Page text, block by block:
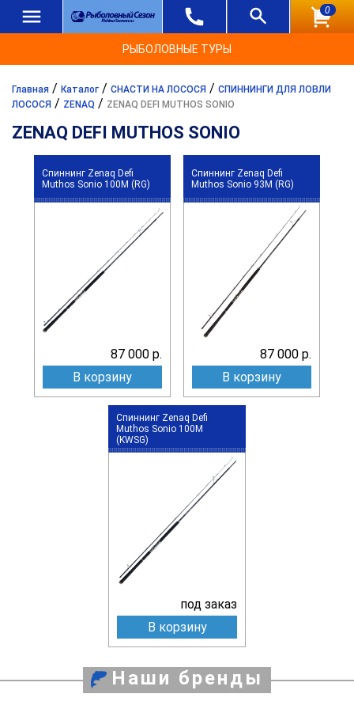
0
РЫБОЛОВНЫЕ ТУРЫ
Главная / Каталог / СНАСТИ НА ЛОСОСЯ / СПИННИНГИ ДЛЯ ЛОВЛИ
ЛОСОСЯ / ZENAQ / ZENAQ DEFI MUTHOS SONIO
ZENAQ DEFI MUTHOS SONIO
Спиннинг Zenaq Defi
Muthos Sonio 100M (RG)
87 000 р.
В корзину
Спиннинг Zenaq Defi
Muthos Sonio 93M (RG)
87 000 р.
В корзину
Спиннинг Zenaq Defi
Muthos Sonio 100M
(KWSG)
под заказ
В корзину
Наши бренды